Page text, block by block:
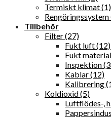
Termiskt klimat (1)
Rengöringssystem
Tillbehör
Filter (27)
Fukt luft (12)
Fukt
Inspektion
Kablar (12)
Kalibrering
Koldioxid (5)
Luftflödes-,